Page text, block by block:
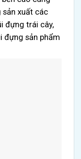
sản xuất các
đựng trái cây,
đựng sản phẩm